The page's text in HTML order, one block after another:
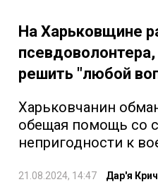
На Харьковщине
решить "любой
Харьковчанин
обещая помощь со
непригодности к
21.08.2024, 14:47 Дар'я